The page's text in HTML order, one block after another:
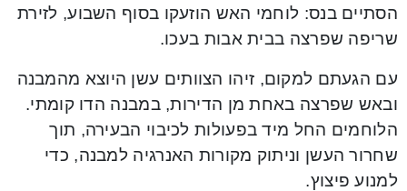
הסתיים בנס: לוחמי האש הוזעקו בסוף השבוע, לזירת
שריפה שפרצה בבית אבות בעכו.
עם הגעתם למקום, זיהו הצוותים עשן היוצא מהמבנה
ובאש שפרצה באחת מן הדירות, במבנה הדו קומתי.
הלוחמים החל מיד בפעולות לכיבוי הבעירה, תוך
שחרור העשן וניתוק מקורות האנרגיה למבנה, כדי
למנוע פיצוץ.